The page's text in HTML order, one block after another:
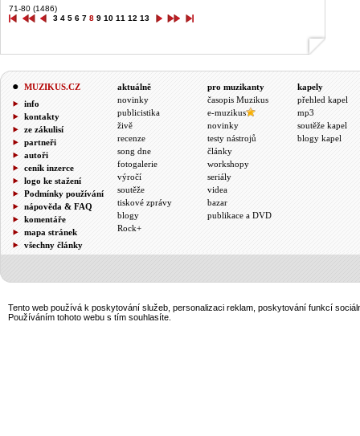
71-80 (1486)
3 4 5 6 7 8 9 10 11 12 13
MUZIKUS.CZ
info
kontakty
ze zákulisí
partneři
autoři
ceník inzerce
logo ke stažení
Podmínky používání
nápověda & FAQ
komentáře
mapa stránek
všechny články
aktuálně
novinky
publicistika
živě
recenze
song dne
fotogalerie
výročí
soutěže
tiskové zprávy
blogy
Rock+
pro muzikanty
časopis Muzikus
e-muzikus
novinky
testy nástrojů
články
workshopy
seriály
videa
bazar
publikace a DVD
kapely
přehled kapel
mp3
soutěže kapel
blogy kapel
Tento web používá k poskytování služeb, personalizaci reklam, poskytování funkcí
Používáním tohoto webu s tím souhlasíte.